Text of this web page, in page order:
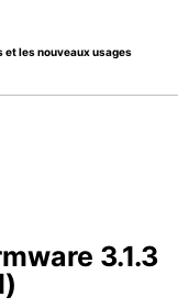
les nouveaux usages
3.1.3